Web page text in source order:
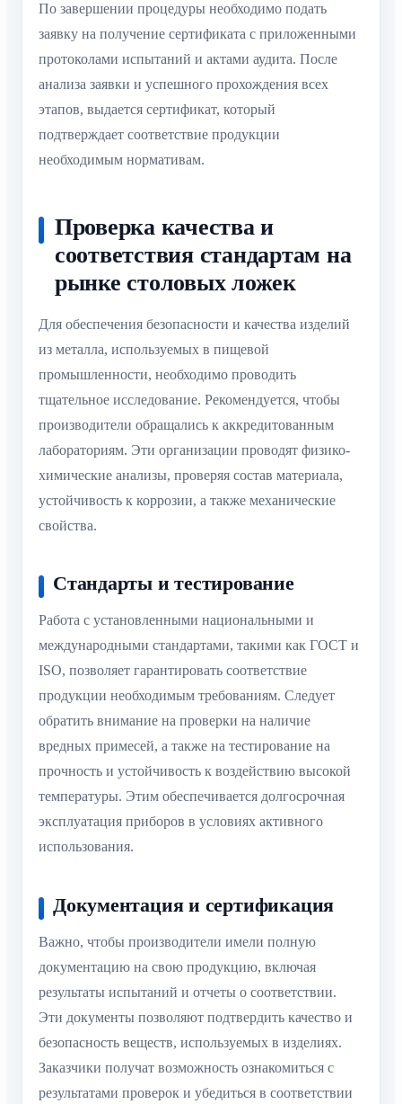
По завершении процедуры необходимо подать
заявку на получение сертификата с приложенными
протоколами испытаний и актами аудита. После
анализа заявки и успешного прохождения всех
этапов, выдается сертификат, который
подтверждает соответствие продукции
необходимым нормативам.
Проверка качества и
соответствия стандартам на
рынке столовых ложек
Для обеспечения безопасности и качества изделий
из металла, используемых в пищевой
промышленности, необходимо проводить
тщательное исследование. Рекомендуется, чтобы
производители обращались к аккредитованным
лабораториям. Эти организации проводят физико-
химические анализы, проверяя состав материала,
устойчивость к коррозии, а также механические
свойства.
Стандарты и тестирование
Работа с установленными национальными и
международными стандартами, такими как ГОСТ и
ISO, позволяет гарантировать соответствие
продукции необходимым требованиям. Следует
обратить внимание на проверки на наличие
вредных примесей, а также на тестирование на
прочность и устойчивость к воздействию высокой
температуры. Этим обеспечивается долгосрочная
эксплуатация приборов в условиях активного
использования.
Документация и сертификация
Важно, чтобы производители имели полную
документацию на свою продукцию, включая
результаты испытаний и отчеты о соответствии.
Эти документы позволяют подтвердить качество и
безопасность веществ, используемых в изделиях.
Заказчики получат возможность ознакомиться с
результатами проверок и убедиться в соответствии